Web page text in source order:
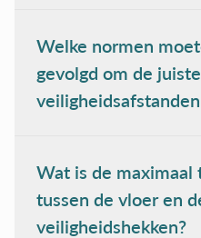
Welke normen
gevolgd om de juiste
Wat is de maximaal
tussen de vloer en
veiligheidshekken?